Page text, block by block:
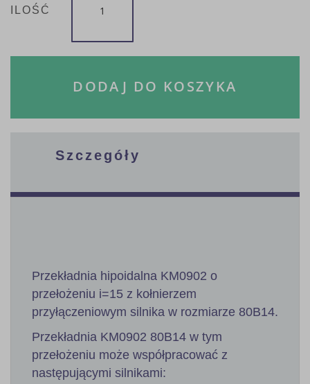
ILOŚĆ
DODAJ DO KOSZYKA
Szczegóły
Przekładnia hipoidalna KM0902 o
przełożeniu i=15 z kołnierzem
przyłączeniowym silnika w rozmiarze 80B14.
Przekładnia KM0902 80B14 w tym
przełożeniu może współpracować z
następującymi silnikami: